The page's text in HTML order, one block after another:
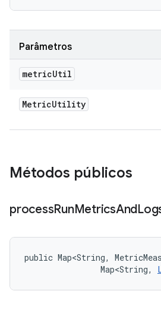
Parâmetros
metricUtil
MetricUtility
Métodos públicos
processRunMetricsAnd
public Map<String,
                Map<String,